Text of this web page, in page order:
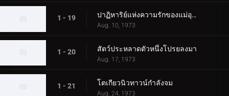
1 - 19 ปาฏิหาริย์แห่งความรักของแม่อุลตร้า!
Aug. 10, 1973
1 - 20 สัตว์ประหลาดตัวหนึ่งโปรยลงมา
Aug. 17, 1973
1 - 21 โตเกียวนิวทาวน์กำลังจม
Aug. 24, 1973